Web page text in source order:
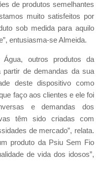
de produtos semelhantes
muito satisfeitos por
sob medida para aquilo
entusiasma-se Almeida.
outros produtos da
de demandas da sua
deste dispositivo como
faço aos clientes e ele foi
e demandas dos
têm sido criadas com
de mercado”, relata.
produto da Psiu Sem Fio
de vida dos idosos”,